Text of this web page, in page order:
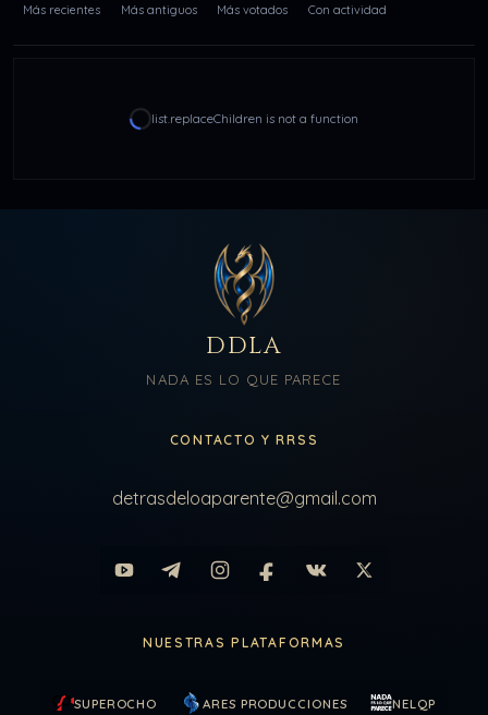
Más recientes Más antiguos Más votados Con actividad
list.replaceChildren is not a function
DDLA
NADA ES LO QUE PARECE
CONTACTO Y RRSS
detrasdeloaparente@gmail.com
NUESTRAS PLATAFORMAS
SUPEROCHO ARES PRODUCCIONES NELQP